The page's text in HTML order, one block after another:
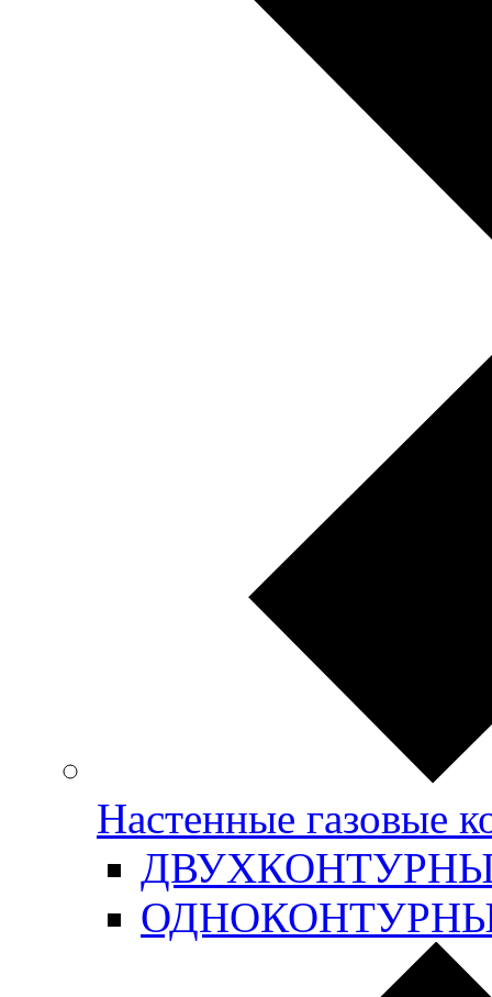
Настенные газовые